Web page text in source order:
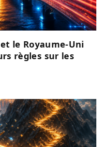
le Royaume-Uni
règles sur les